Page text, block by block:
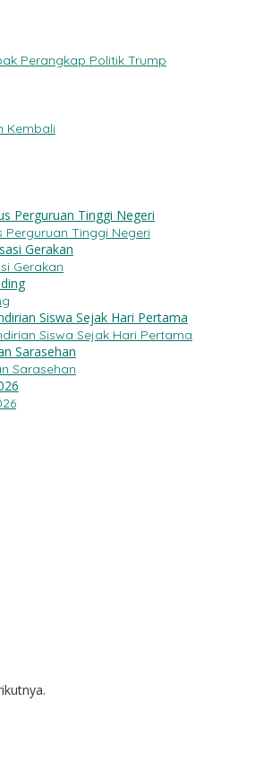
Perangkap Politik Trump
Kembali
Perguruan Tinggi Negeri
Gerakan
Siswa Sejak Hari Pertama
Sarasehan